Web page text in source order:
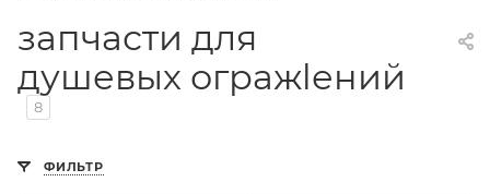
запчасти для
душевых огражlений
8
ФИЛЬТР